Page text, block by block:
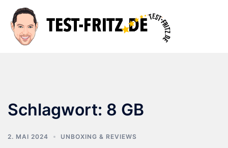
Inhalt
springen
Schlagwort: ‎8 GB
2. MAI 2024 UNBOXING & REVIEWS